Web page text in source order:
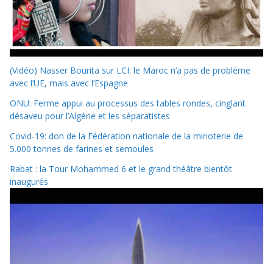
(Vidéo) Nasser Bourita sur LCI: le Maroc n’a pas de problème
avec l’UE, mais avec l’Espagne
ONU: Ferme appui au processus des tables rondes, cinglant
désaveu pour l’Algérie et les séparatistes
Covid-19: don de la Fédération nationale de la minoterie de
5.000 tonnes de farines et semoules
Rabat : la Tour Mohammed 6 et le grand théâtre bientôt
inaugurés